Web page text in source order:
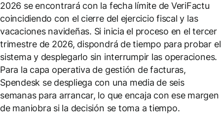
2026 se encontrará con la fecha límite de VeriFactu
coincidiendo con el cierre del ejercicio fiscal y las
vacaciones navideñas. Si inicia el proceso en el tercer
trimestre de 2026, dispondrá de tiempo para probar el
sistema y desplegarlo sin interrumpir las operaciones.
Para la capa operativa de gestión de facturas,
Spendesk se despliega con una media de seis
semanas para arrancar, lo que encaja con ese margen
de maniobra si la decisión se toma a tiempo.